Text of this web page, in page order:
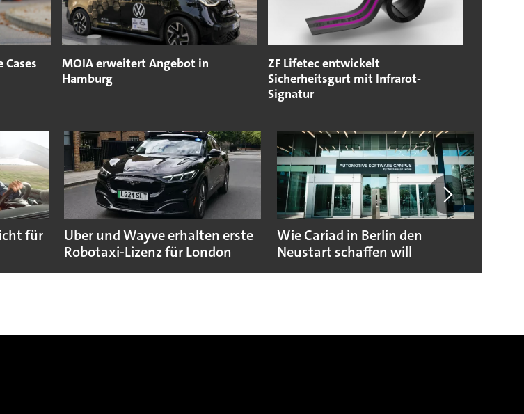
Cases
MOIA erweitert Angebot in
Hamburg
ZF Lifetec entwickelt
Sicherheitsgurt mit Infrarot-
Signatur
für
Uber und Wayve erhalten erste
Robotaxi-Lizenz für London
Wie Cariad in Berlin den
Neustart schaffen will